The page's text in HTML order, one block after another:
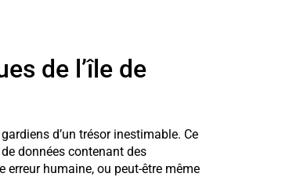
de l’île de
d’un trésor inestimable. Ce
données contenant des
humaine, ou peut-être même